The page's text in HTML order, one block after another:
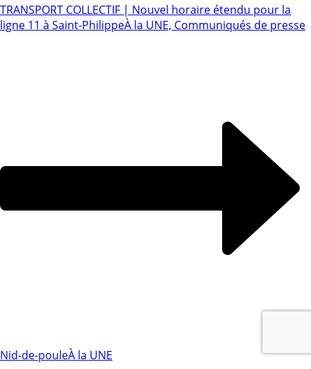
TRANSPORT COLLECTIF | Nouvel horaire étendu pour la
ligne 11 à Saint-PhilippeÀ la UNE, Communiqués de presse
Nid-de-pouleÀ la UNE